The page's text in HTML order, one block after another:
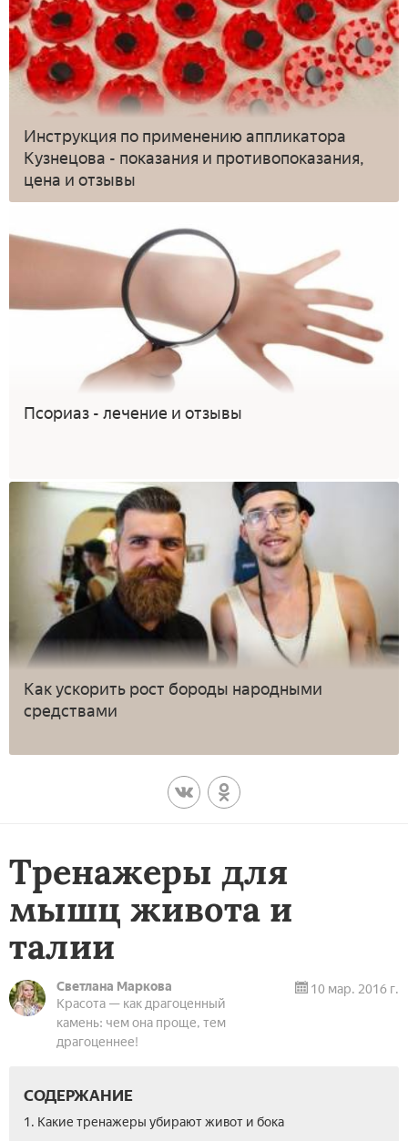
Инструкция по применению аппликатора
Кузнецова - показания и противопоказания,
цена и отзывы
Псориаз - лечение и отзывы
Как ускорить рост бороды народными
средствами
Тренажеры для
мышц живота и
талии
Светлана Маркова
Красота — как драгоценный
камень: чем она проще, тем
драгоценнее!
10 мар. 2016 г.
СОДЕРЖАНИЕ
1. Какие тренажеры убирают живот и бока